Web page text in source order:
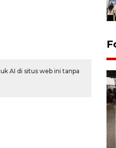
AI di situs web ini tanpa